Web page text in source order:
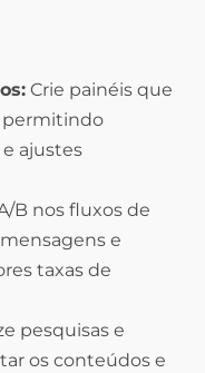
Crie painéis que
permitindo
ajustes
B nos fluxos de
e
taxas de
pesquisas e
os conteúdos e